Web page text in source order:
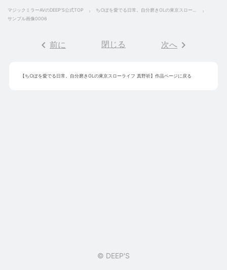
マジックミラーAVのDEEP'S公式TOP
サンプル画像0006
keyboard_arrow_left 前に 閉じる 次へ keyboard_arrow_right
【ち○ぽを愛でる日常。自分磨きOLの東京スローライフ 真野祈】作品ページに戻る
© DEEP'S